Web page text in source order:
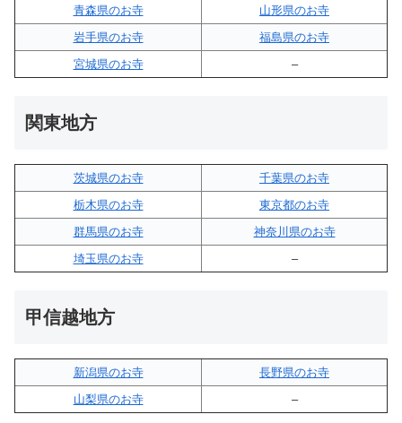
青森県のお寺
山形県のお寺
岩手県のお寺
福島県のお寺
宮城県のお寺
–
関東地方
茨城県のお寺
千葉県のお寺
栃木県のお寺
東京都のお寺
群馬県のお寺
神奈川県のお寺
埼玉県のお寺
–
甲信越地方
新潟県のお寺
長野県のお寺
山梨県のお寺
–